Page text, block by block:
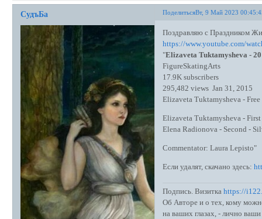
ПоделитьсяВт, 9 Май 2023
СудъБа
Поздравляю с Праздником
https://www.youtube.com/
"Elizaveta Tuktamysheva -
FigureSkatingArts
17.9K subscribers
295,482 views Jan 31, 2015
Elizaveta Tuktamysheva -
Elizaveta Tuktamysheva -
Elena Radionova - Second -
Commentator: Laura Lepisto"
Если удалят, скачано здесь:
Подпись. Визиткаhttps://
Об Авторе и о тех, кому
на ваших глазах, - лично